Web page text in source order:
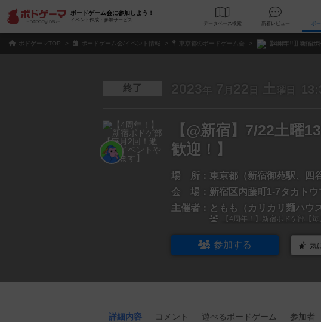
ボードゲーム会に参加しよう！
イベント作成・参加サービス
データベース 検索 新着レビュー
ボドゲーマTOP ボードゲーム会/イベント情報 東京都のボードゲーム会 【4周年！】新宿
終了 2023 年 7 月 22 日 土 曜日
【@新宿】7/22土曜
歓迎！】
場 所： 東京都（新宿御苑駅、四
会 場： 新宿区内藤町1-7タカト
主催者： ともも（カリカリ麺ハウ
【4周年！】新宿ボドゲ部【
参加する 気
詳細内容 コメント 遊べるボードゲーム 参加者